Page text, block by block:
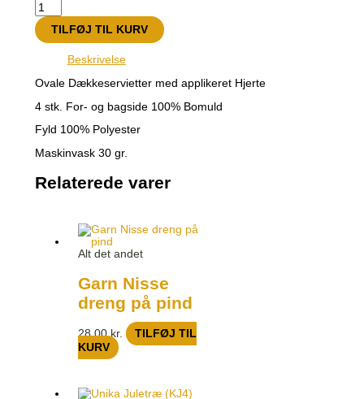
TILFØJ TIL KURV
Beskrivelse
Ovale Dækkeservietter med applikeret Hjerte
4 stk. For- og bagside 100% Bomuld
Fyld 100% Polyester
Maskinvask 30 gr.
Relaterede varer
Alt det andet
Garn Nisse
dreng på pind
28,00kr.
TILFØJ TIL
KURV